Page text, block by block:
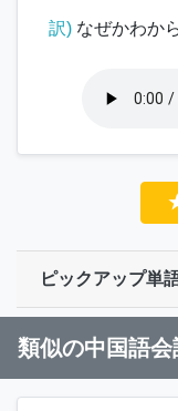
訳)なぜかわか
ピックアップ単
類似の中国語会